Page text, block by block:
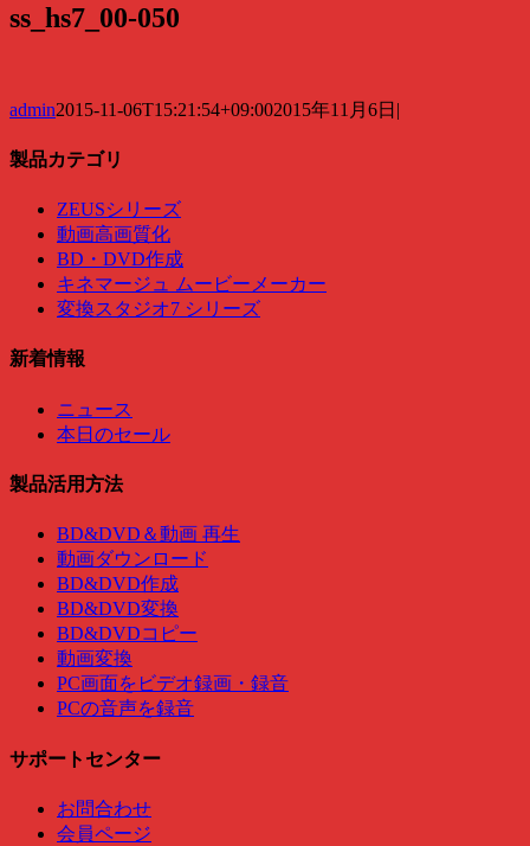
ss_hs7_00-050
admin2015-11-06T15:21:54+09:002015年11月6日 |
製品カテゴリ
ZEUSシリーズ
動画高画質化
BD・DVD作成
キネマージュ ムービーメーカー
変換スタジオ7 シリーズ
新着情報
ニュース
本日のセール
製品活用方法
BD&DVD＆動画 再生
動画ダウンロード
BD&DVD作成
BD&DVD変換
BD&DVDコピー
動画変換
PC画面をビデオ録画・録音
PCの音声を録音
サポートセンター
お問合わせ
会員ページ